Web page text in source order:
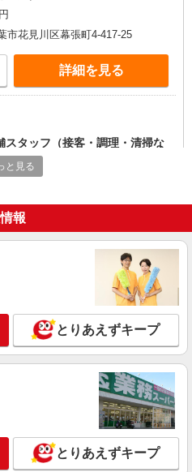
市花見川区幕張町4-417-25
詳細を見る
スタッフ（接客・調理・清掃な
円 ※22:00〜翌5:00：時給1,475円 ※
市花見川区犢橋町1510
詳細を見る
スタッフ（接客・調理・清掃な
市花見川区犢橋町1510
詳細を見る
と見る
報
とりあえずキープ
とりあえずキープ